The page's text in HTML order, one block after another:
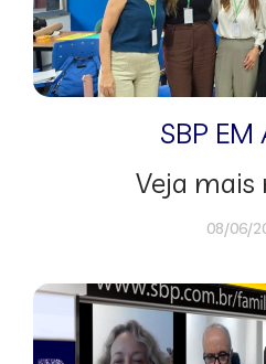
SBP EM
Veja mais
08/06/